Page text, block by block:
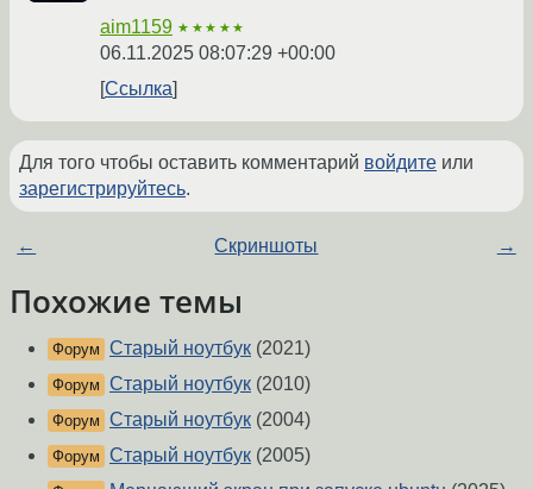
aim1159 ★★★★★
06.11.2025 08:07:29 +00:00
Ссылка
Для того чтобы оставить комментарий войдите или
зарегистрируйтесь.
← Скриншоты →
Похожие темы
Форум Старый ноутбук (2021)
Форум Старый ноутбук (2010)
Форум Старый ноутбук (2004)
Форум Старый ноутбук (2005)